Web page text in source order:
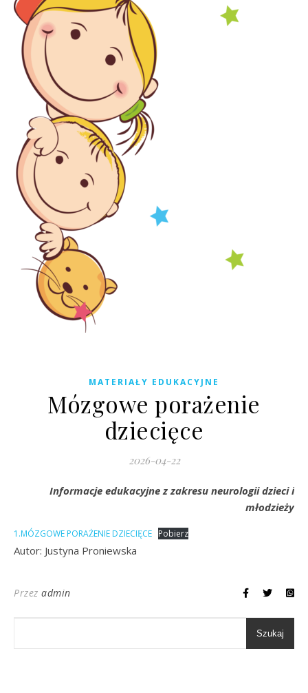
MATERIAŁY EDUKACYJNE
Mózgowe porażenie
dziecięce
2026-04-22
Informacje edukacyjne z zakresu neurologii dzieci i
młodzieży
1.MÓZGOWE PORAŻENIE DZIECIĘCE Pobierz
Autor: Justyna Proniewska
Przez admin
Szukaj